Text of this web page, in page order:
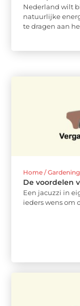
Nederland wilt
natuurlijke
te dragen aan
Home / Gardening
De voordelen
Een jacuzzi in
ieders wens om